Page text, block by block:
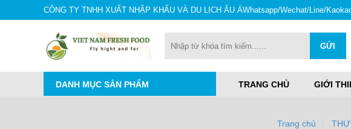
CÔNG TY TNHH XUẤT NHẬP KHẨU VÀ DU LỊCH ÂU ÁㅤㅤㅤㅤㅤㅤㅤㅤㅤㅤㅤㅤㅤㅤㅤㅤㅤㅤㅤㅤㅤㅤWhatsapp/
DANH MỤC SẢN PHẨM TRANG CHỦ GIỚI
Trang chủ